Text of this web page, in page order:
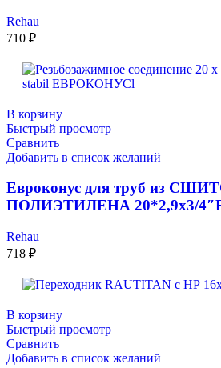
Rehau
710 ₽
В корзину
Быстрый просмотр
Сравнить
Добавить в список желаний
Евроконус для труб из
ПОЛИЭТИЛЕНА 20*2,9х3/
Rehau
718 ₽
В корзину
Быстрый просмотр
Сравнить
Добавить в список желаний